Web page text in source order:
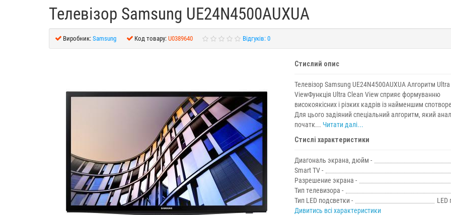
Телевізор Samsung UE24N4500AUXUA
Виробник: Samsung Код товару: U0389640 Відгуків: 0
Стислий опис
Телевізор Samsung UE24N4500AUXUA Алгоритм
ViewФункція Ultra Clean View сприяє формуванню
високоякісних і різких кадрів із найменшим
Для цього задіяний спеціальний алгоритм, який
початк... Читати далі...
Стислі характеристики
Диагональ экрана, дюйм -
Smart TV -
Разрешение экрана -
Тип телевизора -
Тип LED подсветки -
LED
Дивитись всі характеристики